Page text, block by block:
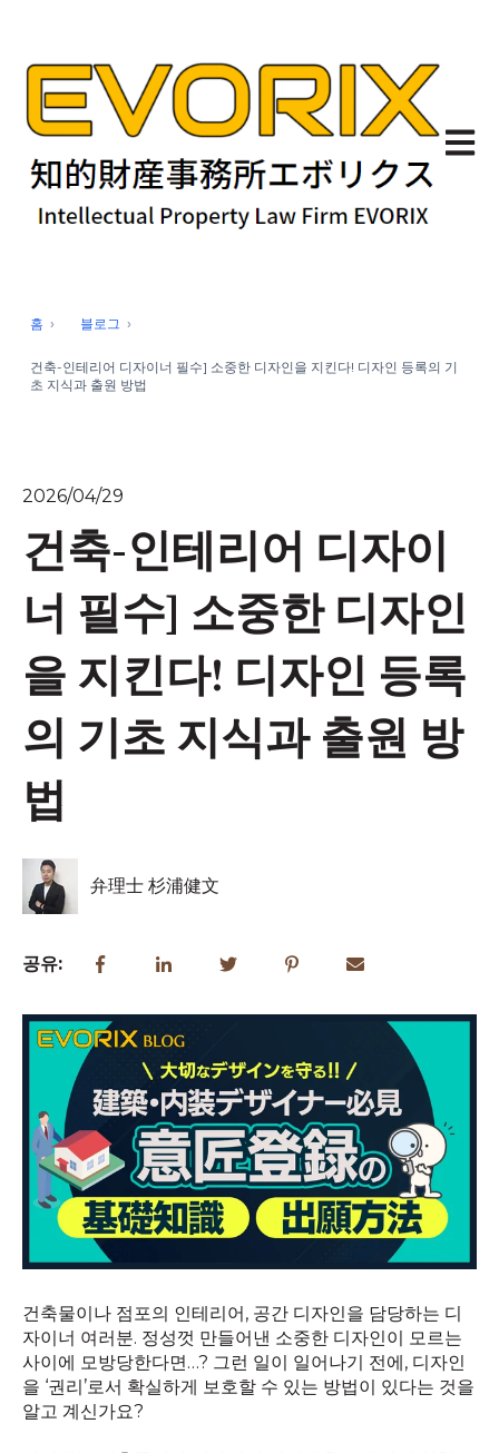
기본
홈 블로그
건축-인테리어 디자이너 필수] 소중한 디자인을 지킨다! 디자인 등록의 기
초 지식과 출원 방법
2026/04/29
건축-인테리어 디자이
너 필수] 소중한 디자인
을 지킨다! 디자인 등록
의 기초 지식과 출원 방
법
弁理士 杉浦健文
공유:
건축물이나 점포의 인테리어, 공간 디자인을 담당하는 디
자이너 여러분. 정성껏 만들어낸 소중한 디자인이 모르는
사이에 모방당한다면…? 그런 일이 일어나기 전에, 디자인
을 ‘권리’로서 확실하게 보호할 수 있는 방법이 있다는 것을
알고 계신가요?